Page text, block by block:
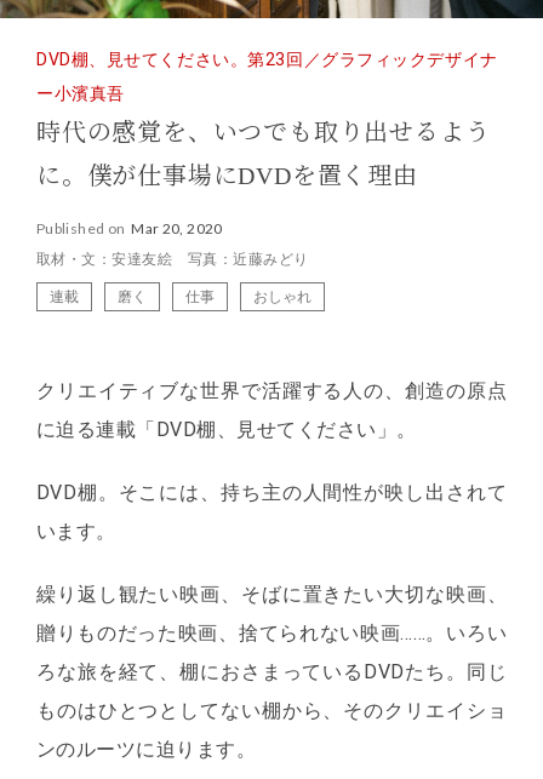
DVD棚、見せてください。第23回／グラフィックデザイナ
ー小濱真吾
時代の感覚を、いつでも取り出せるよう
に。僕が仕事場にDVDを置く理由
Published on Mar 20, 2020
取材・文：安達友絵 写真：近藤みどり
連載 磨く 仕事 おしゃれ
クリエイティブな世界で活躍する人の、創造の原点
に迫る連載「DVD棚、見せてください」。
DVD棚。そこには、持ち主の人間性が映し出されて
います。
繰り返し観たい映画、そばに置きたい大切な映画、
贈りものだった映画、捨てられない映画……。いろい
ろな旅を経て、棚におさまっているDVDたち。同じ
ものはひとつとしてない棚から、そのクリエイショ
ンのルーツに迫ります。